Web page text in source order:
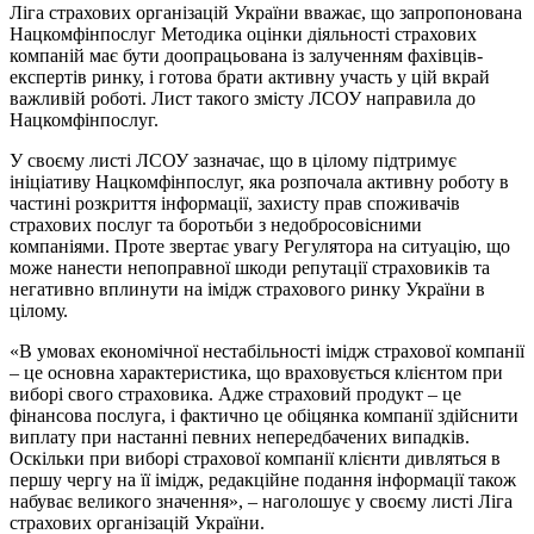
Ліга страхових організацій України вважає, що запропонована
Нацкомфінпослуг Методика оцінки діяльності страхових
компаній має бути доопрацьована із залученням фахівців-
експертів ринку, і готова брати активну участь у цій вкрай
важливій роботі. Лист такого змісту ЛСОУ направила до
Нацкомфінпослуг.
У своєму листі ЛСОУ зазначає, що в цілому підтримує
ініціативу Нацкомфінпослуг, яка розпочала активну роботу в
частині розкриття інформації, захисту прав споживачів
страхових послуг та боротьби з недобросовісними
компаніями. Проте звертає увагу Регулятора на ситуацію, що
може нанести непоправної шкоди репутації страховиків та
негативно вплинути на імідж страхового ринку України в
цілому.
«В умовах економічної нестабільності імідж страхової компанії
– це основна характеристика, що враховується клієнтом при
виборі свого страховика. Адже страховий продукт – це
фінансова послуга, і фактично це обіцянка компанії здійснити
виплату при настанні певних непередбачених випадків.
Оскільки при виборі страхової компанії клієнти дивляться в
першу чергу на її імідж, редакційне подання інформації також
набуває великого значення», – наголошує у своєму листі Ліга
страхових організацій України.